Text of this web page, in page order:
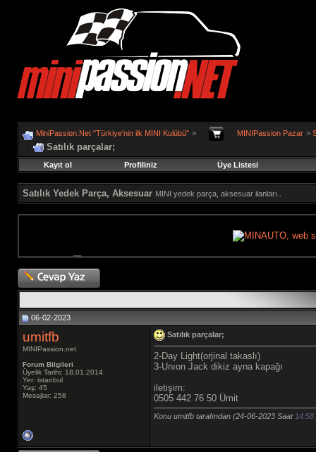
MiniPassion.Net "Türkiye'nin ilk MINI Kulübü" > MINIPassion Pazar >
Satılık parçalar;
Kayıt ol Profiliniz Üye Listesi
Satılık Yedek Parça, Aksesuar MINI yedek parça, aksesuar ilanları..
06-02-2023
umitfb
MINIPassion.net
Forum Bilgileri
Üyelik Tarihi: 18.01.2014
Yer: istanbul
Yaş: 45
Mesajlar: 258
Satılık parçalar;
2-Day Light(orjinal takaslı)
3-Unıon Jack dikiz ayna kapağı
iletişim:
0505 442 76 50 Ümit
Konu umitfb tarafından (24-06-2023 Saat 14:58